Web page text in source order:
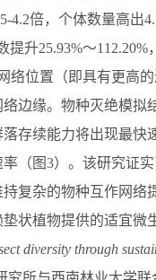
4.2倍，个体数量高出
提升25.93%～112.20%
络位置（即具有更高
络边缘。物种灭绝模拟
存续能力将出现最快
（图3）。该研究证
复杂的物种互作网
状植物提供的适宜微
diversity through